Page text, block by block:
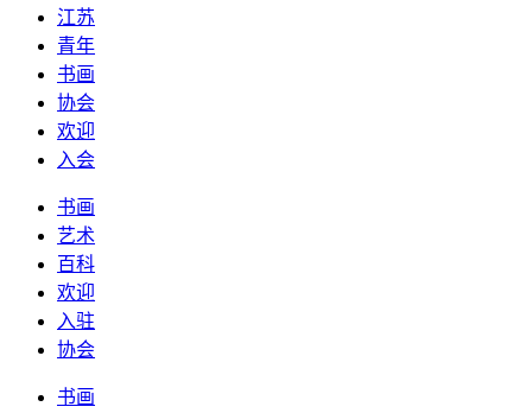
江苏
青年
书画
协会
欢迎
入会
书画
艺术
百科
欢迎
入驻
协会
书画